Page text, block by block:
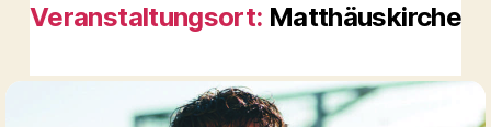
Veranstaltungsort: Matthäuskirche